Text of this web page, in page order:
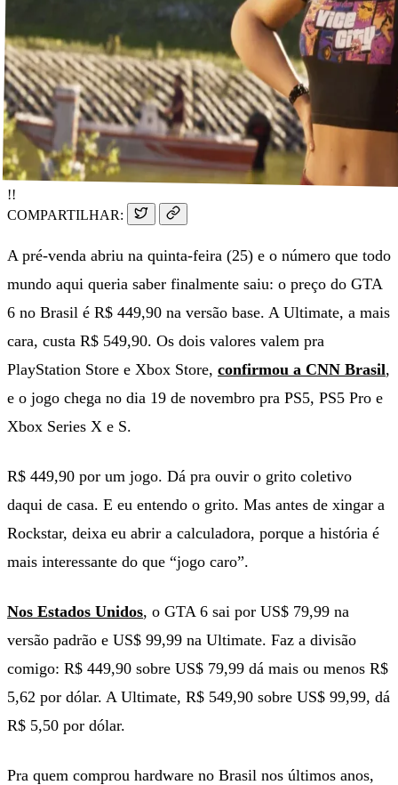
!!
COMPARTILHAR:
A pré-venda abriu na quinta-feira (25) e o número que todo
mundo aqui queria saber finalmente saiu: o preço do GTA
6 no Brasil é R$ 449,90 na versão base. A Ultimate, a mais
cara, custa R$ 549,90. Os dois valores valem pra
PlayStation Store e Xbox Store, confirmou a CNN Brasil,
e o jogo chega no dia 19 de novembro pra PS5, PS5 Pro e
Xbox Series X e S.
R$ 449,90 por um jogo. Dá pra ouvir o grito coletivo
daqui de casa. E eu entendo o grito. Mas antes de xingar a
Rockstar, deixa eu abrir a calculadora, porque a história é
mais interessante do que “jogo caro”.
Nos Estados Unidos, o GTA 6 sai por US$ 79,99 na
versão padrão e US$ 99,99 na Ultimate. Faz a divisão
comigo: R$ 449,90 sobre US$ 79,99 dá mais ou menos R$
5,62 por dólar. A Ultimate, R$ 549,90 sobre US$ 99,99, dá
R$ 5,50 por dólar.
Pra quem comprou hardware no Brasil nos últimos anos,